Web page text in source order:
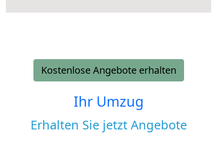
Kostenlose Angebote erhalten
Ihr Umzug
Erhalten Sie jetzt Angebote